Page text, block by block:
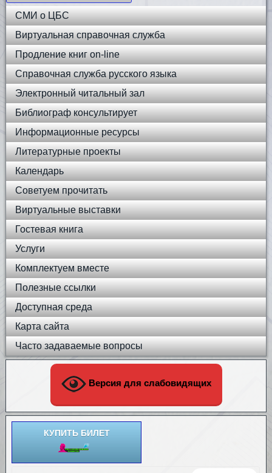
СМИ о ЦБС
Виртуальная справочная служба
Продление книг on-line
Справочная служба русского языка
Электронный читальный зал
Библиограф консультирует
Информационные ресурсы
Литературные проекты
Календарь
Советуем прочитать
Виртуальные выставки
Гостевая книга
Услуги
Комплектуем вместе
Полезные ссылки
Доступная среда
Карта сайта
Часто задаваемые вопросы
Версия для слабовидящих
КУПИТЬ БИЛЕТ